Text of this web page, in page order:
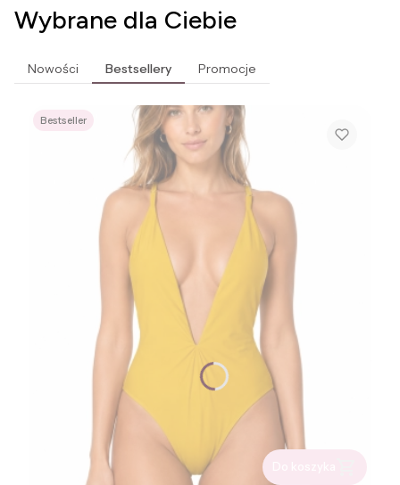
Wybrane dla Ciebie
Nowości Bestsellery Promocje
Bestseller